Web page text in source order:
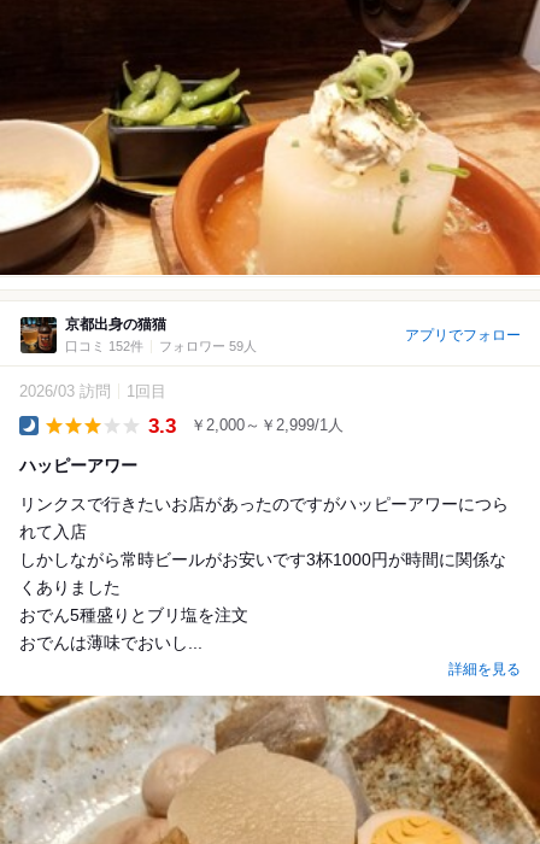
京都出身の猫猫
口コミ 152件 フォロワー 59人
アプリでフォロー
2026/03 訪問 1回目
3.3 ￥2,000～￥2,999/1人
ハッピーアワー
リンクスで行きたいお店があったのですがハッピーアワーにつら
れて入店
しかしながら常時ビールがお安いです3杯1000円が時間に関係な
くありました
おでん5種盛りとブリ塩を注文
おでんは薄味でおいし...
詳細を見る